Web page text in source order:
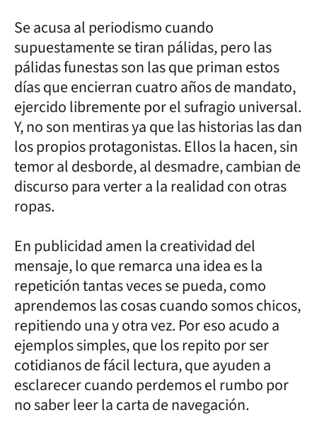
Se acusa al periodismo cuando
supuestamente se tiran pálidas, pero las
pálidas funestas son las que priman estos
días que encierran cuatro años de mandato,
ejercido libremente por el sufragio universal.
Y, no son mentiras ya que las historias las dan
los propios protagonistas. Ellos la hacen, sin
temor al desborde, al desmadre, cambian de
discurso para verter a la realidad con otras
ropas.
En publicidad amen la creatividad del
mensaje, lo que remarca una idea es la
repetición tantas veces se pueda, como
aprendemos las cosas cuando somos chicos,
repitiendo una y otra vez. Por eso acudo a
ejemplos simples, que los repito por ser
cotidianos de fácil lectura, que ayuden a
esclarecer cuando perdemos el rumbo por
no saber leer la carta de navegación.